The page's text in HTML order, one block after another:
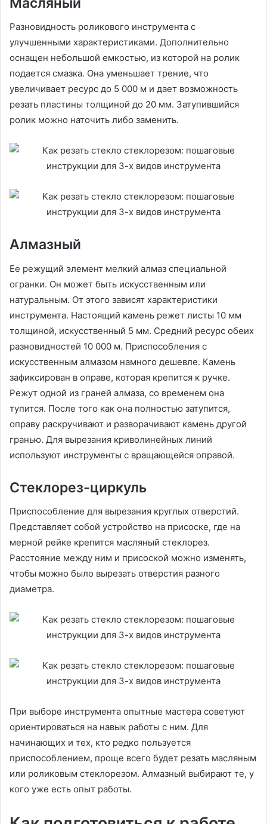
Разновидность роликового инструмента с
улучшенными характеристиками. Дополнительно
оснащен небольшой емкостью, из которой на ролик
подается смазка. Она уменьшает трение, что
увеличивает ресурс до 5 000 м и дает возможность
резать пластины толщиной до 20 мм. Затупившийся
ролик можно наточить либо заменить.
Алмазный
Ее режущий элемент мелкий алмаз специальной
огранки. Он может быть искусственным или
натуральным. От этого зависят характеристики
инструмента. Настоящий камень режет листы 10 мм
толщиной, искусственный 5 мм. Средний ресурс обеих
разновидностей 10 000 м. Приспособления с
искусственным алмазом намного дешевле. Камень
зафиксирован в оправе, которая крепится к ручке.
Режут одной из граней алмаза, со временем она
тупится. После того как она полностью затупится,
оправу раскручивают и разворачивают камень другой
гранью. Для вырезания криволинейных линий
используют инструменты с вращающейся оправой.
Стеклорез-циркуль
Приспособление для вырезания круглых отверстий.
Представляет собой устройство на присоске, где на
мерной рейке крепится масляный стеклорез.
Расстояние между ним и присоской можно изменять,
чтобы можно было вырезать отверстия разного
диаметра.
При выборе инструмента опытные мастера советуют
ориентироваться на навык работы с ним. Для
начинающих и тех, кто редко пользуется
приспособлением, проще всего будет резать масляным
или роликовым стеклорезом. Алмазный выбирают те, у
кого уже есть опыт работы.